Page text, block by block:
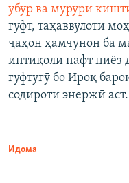
убур ва мурури
гуфт, таҳаввулоти
ҷаҳон ҳамчунон ба
интиқоли нафт ниёз
гуфтугӯ бо Ироқ
содироти энержӣ аст.
Идома